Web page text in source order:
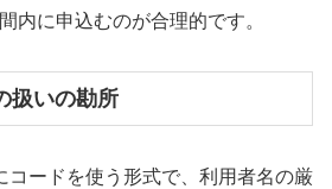
内に申込むのが合理的です。
扱いの勘所
コードを使う形式で、利用者名の厳